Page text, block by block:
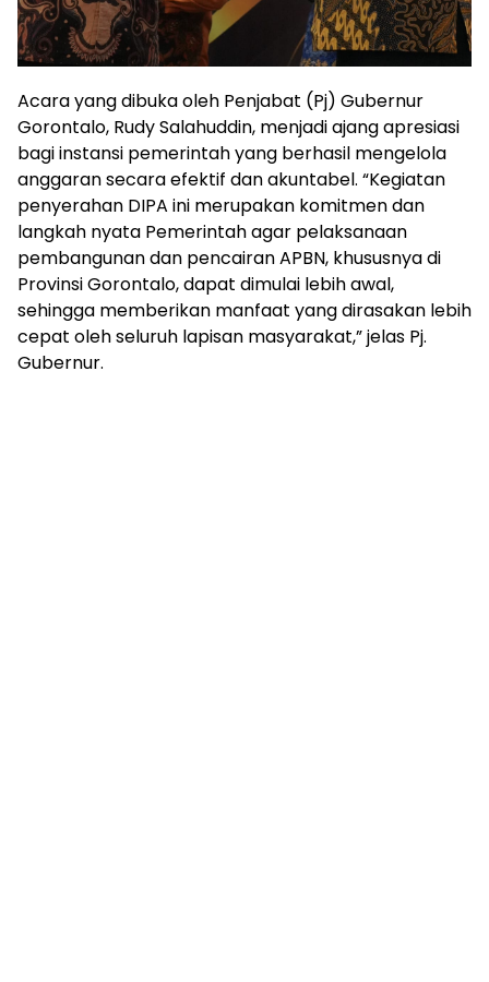
Acara yang dibuka oleh Penjabat (Pj) Gubernur
Gorontalo, Rudy Salahuddin, menjadi ajang apresiasi
bagi instansi pemerintah yang berhasil mengelola
anggaran secara efektif dan akuntabel. “Kegiatan
penyerahan DIPA ini merupakan komitmen dan
langkah nyata Pemerintah agar pelaksanaan
pembangunan dan pencairan APBN, khususnya di
Provinsi Gorontalo, dapat dimulai lebih awal,
sehingga memberikan manfaat yang dirasakan lebih
cepat oleh seluruh lapisan masyarakat,” jelas Pj.
Gubernur.